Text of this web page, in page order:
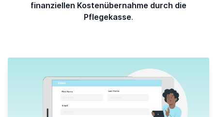
finanziellen Kostenübernahme durch die
Pflegekasse.